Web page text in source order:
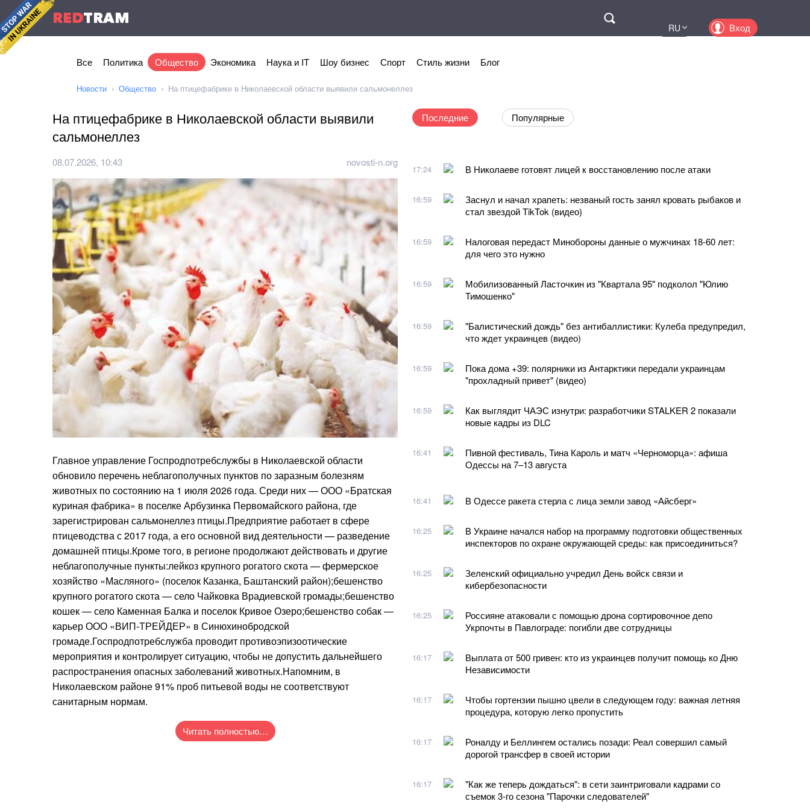
REDTRAM
RU Вход
Все Политика Общество Экономика Наука и IT Шоу бизнес Спорт Стиль жизни Блог
Новости Общество На птицефабрике в Николаевской области выявили сальмонеллез
На птицефабрике в Николаевской области выявили
сальмонеллез
08.07.2026, 10:43 novosti-n.org
Главное управление Госпродпотребслужбы в Николаевской области
обновило перечень неблагополучных пунктов по заразным болезням
животных по состоянию на 1 июля 2026 года. Среди них — ООО «Братская
куриная фабрика» в поселке Арбузинка Первомайского района, где
зарегистрирован сальмонеллез птицы.Предприятие работает в сфере
птицеводства с 2017 года, а его основной вид деятельности — разведение
домашней птицы.Кроме того, в регионе продолжают действовать и другие
неблагополучные пункты:лейкоз крупного рогатого скота — фермерское
хозяйство «Масляного» (поселок Казанка, Баштанский район);бешенство
крупного рогатого скота — село Чайковка Врадиевской громады;бешенство
кошек — село Каменная Балка и поселок Кривое Озеро;бешенство собак —
карьер ООО «ВИП-ТРЕЙДЕР» в Синюхинобродской
громаде.Госпродпотребслужба проводит противоэпизоотические
мероприятия и контролирует ситуацию, чтобы не допустить дальнейшего
распространения опасных заболеваний животных.Напомним, в
Николаевском районе 91% проб питьевой воды не соответствуют
санитарным нормам.
Читать полностью…
Последние Популярные
17:24 В Николаеве готовят лицей к восстановлению после атаки
16:59
Заснул и начал храпеть: незваный гость занял кровать рыбаков и
стал звездой TikTok (видео)
16:59
Налоговая передаст Минобороны данные о мужчинах 18-60 лет:
для чего это нужно
16:59
Мобилизованный Ласточкин из "Квартала 95" подколол "Юлию
Тимошенко"
16:59
"Балистический дождь" без антибаллистики: Кулеба предупредил,
что ждет украинцев (видео)
16:59
Пока дома +39: полярники из Антарктики передали украинцам
"прохладный привет" (видео)
16:59
Как выглядит ЧАЭС изнутри: разработчики STALKER 2 показали
новые кадры из DLC
16:41
Пивной фестиваль, Тина Кароль и матч «Черноморца»: афиша
Одессы на 7–13 августа
16:41 В Одессе ракета стерла с лица земли завод «Айсберг»
16:25
В Украине начался набор на программу подготовки общественных
инспекторов по охране окружающей среды: как присоединиться?
16:25
Зеленский официально учредил День войск связи и
кибербезопасности
16:25
Россияне атаковали с помощью дрона сортировочное депо
Укрпочты в Павлограде: погибли две сотрудницы
16:17
Выплата от 500 гривен: кто из украинцев получит помощь ко Дню
Независимости
16:17
Чтобы гортензии пышно цвели в следующем году: важная летняя
процедура, которую легко пропустить
16:17
Роналду и Беллингем остались позади: Реал совершил самый
дорогой трансфер в своей истории
16:17
"Как же теперь дождаться": в сети заинтриговали кадрами со
съемок 3-го сезона "Парочки следователей"